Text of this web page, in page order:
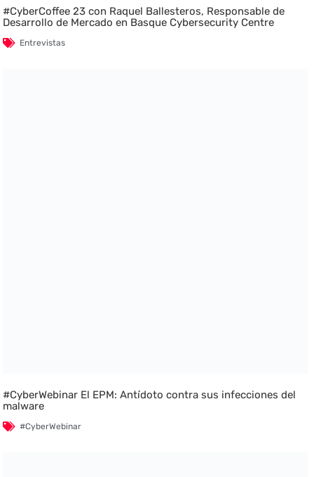
#CyberCoffee 23 con Raquel Ballesteros, Responsable de
Desarrollo de Mercado en Basque Cybersecurity Centre
Entrevistas
#CyberWebinar El EPM: Antídoto contra sus infecciones del
malware
#CyberWebinar